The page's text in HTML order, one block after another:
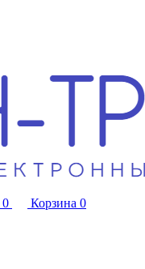
0 Корзина 0